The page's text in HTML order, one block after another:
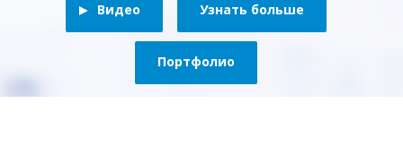
Видео Узнать больше
Портфолио